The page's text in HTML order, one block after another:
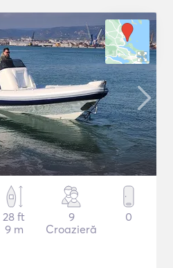
28 ft
9 m
9
Croazieră
0